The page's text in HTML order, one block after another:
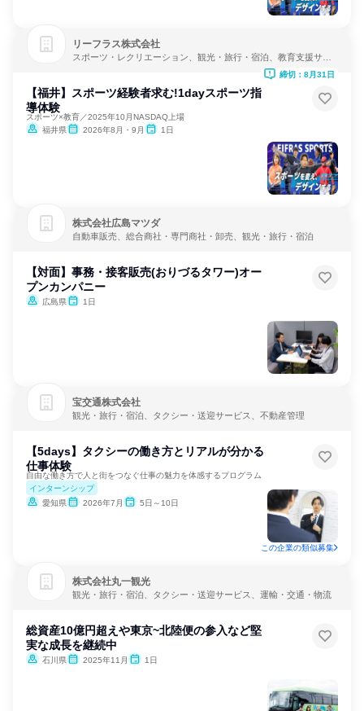
リーフラス株式会社
スポーツ・レクリエーション、観光・旅行・宿泊、教育支援サー
【福井】スポーツ経験者求む!1dayスポーツ指
導体験
スポーツ×教育／2025年10月NASDAQ上場
福井県
2026年8月・9月 1日
締切：8月31日
株式会社広島マツダ
自動車販売、総合商社・専門商社・卸売、観光・旅行・宿泊
【対面】事務・接客販売(おりづるタワー)オー
プンカンパニー
広島県 1日
宝交通株式会社
観光・旅行・宿泊、タクシー・送迎サービス、不動産管理
【5days】タクシーの働き方とリアルが分かる
仕事体験
自由な働き方で人と街をつなぐ仕事の魅力を体感するプログラム
インターンシップ
愛知県
2026年7月 5日～10日
この企業の類似募集
株式会社丸一観光
観光・旅行・宿泊、タクシー・送迎サービス、運輸・交通・物流
総資産10億円超えや東京~北陸便の参入など堅
実な成長を継続中
石川県 2025年11月 1日